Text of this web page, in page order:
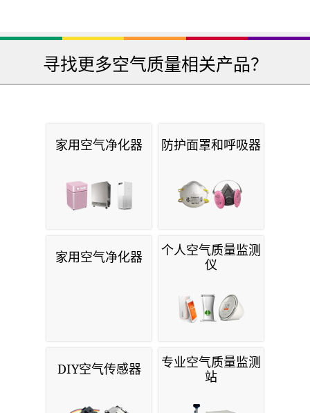
个人空气质量监测
DIY空气传感器
专业空气质量监测
关于空气质量与空气污染指数